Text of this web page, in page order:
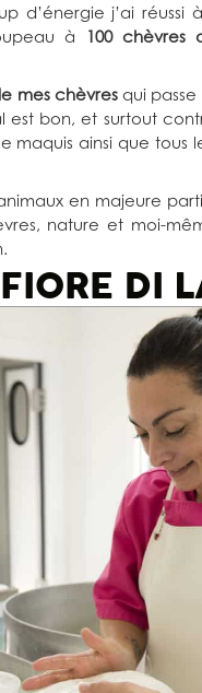
j’ai réussi
à
100 chèvres
mes chèvresqui passe
est bon, et surtout
ainsi que tous
en majeure
nature et moi-
DI